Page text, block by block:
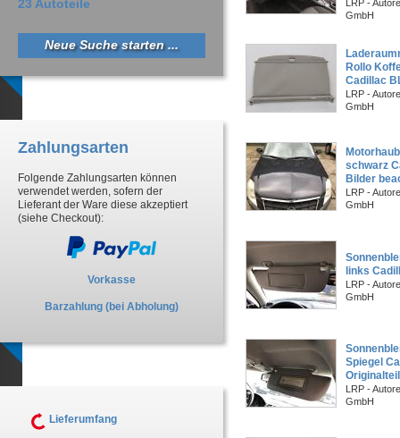
LRP -
GmbH
Rollo
Cadillac
LRP -
GmbH
schwarz
Bilder
LRP -
GmbH
links
LRP -
GmbH
Spiegel
Originalteil
LRP -
GmbH
23 Autoteile
Neue Suche starten ...
Zahlungsarten
Folgende Zahlungsarten können
verwendet werden, sofern der
Lieferant der Ware diese akzeptiert
(siehe Checkout):
Vorkasse
Barzahlung (bei Abholung)
Lieferumfang